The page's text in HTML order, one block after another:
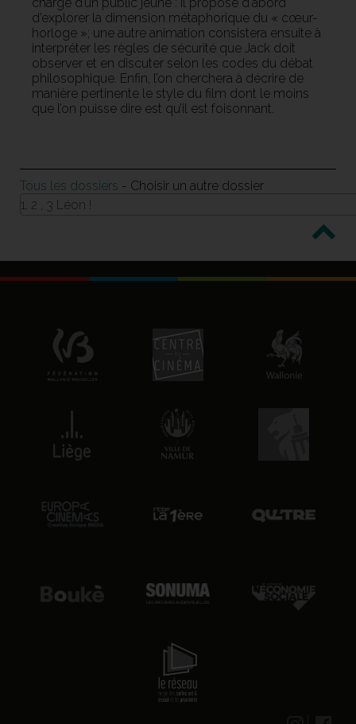
d’explorer la dimension métaphorique du « cœur-
horloge »; une autre animation consistera ensuite à
interpréter les règles de sécurité que Jack doit
observer et en discuter selon les codes du débat
philosophique. Enfin, l’on cherchera à décrire de
manière pertinente le style du film dont le moins
que l’on puisse dire est qu’il est foisonnant.
Tous les dossiers - Choisir un autre dossier
1, 2 , 3 Léon !